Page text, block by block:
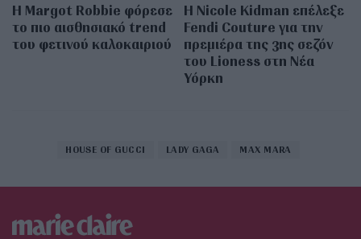
Η Margot Robbie φόρεσε
το πιο αισθησιακό trend
του φετινού καλοκαιριού
Η Nicole Kidman επέλεξε
Fendi Couture για την
πρεμιέρα της 3ης σεζόν
του Lioness στη Νέα
Υόρκη
HOUSE OF GUCCI LADY GAGA MAX MARA